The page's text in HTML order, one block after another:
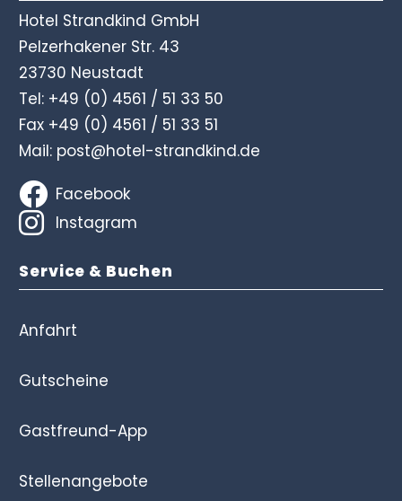
Hotel Strandkind GmbH
Pelzerhakener Str. 43
23730 Neustadt
Tel: +49 (0) 4561 / 51 33 50
Fax +49 (0) 4561 / 51 33 51
Mail: post@hotel-strandkind.de
Facebook
Instagram
Service & Buchen
Anfahrt
Gutscheine
Gastfreund-App
Stellenangebote